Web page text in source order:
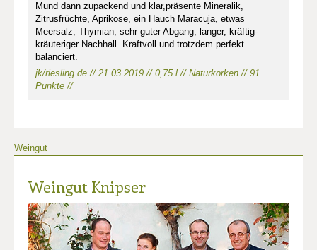
Mund dann zupackend und klar,präsente Mineralik,
Zitrusfrüchte, Aprikose, ein Hauch Maracuja, etwas
Meersalz, Thymian, sehr guter Abgang, langer, kräftig-
kräuteriger Nachhall. Kraftvoll und trotzdem perfekt
balanciert.
jk/riesling.de // 21.03.2019 // 0,75 l // Naturkorken // 91
Punkte //
Weingut
Weingut Knipser